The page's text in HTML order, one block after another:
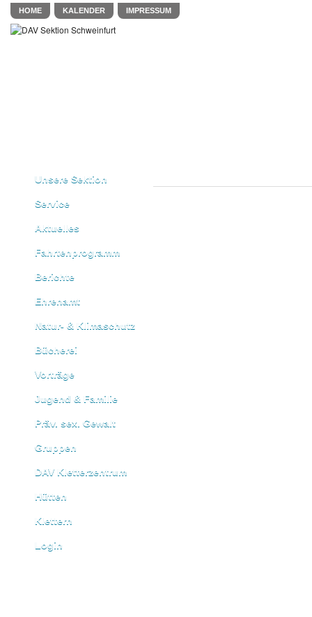
HOME KALENDER IMPRESSUM
Unsere Sektion
Service
Aktuelles
Fahrtenprogramm
Berichte
Ehrenamt
Natur- & Klimaschutz
Bücherei
Vorträge
Jugend & Familie
Präv. sex. Gewalt
Gruppen
DAV Kletterzentrum
Hütten
Klettern
Login